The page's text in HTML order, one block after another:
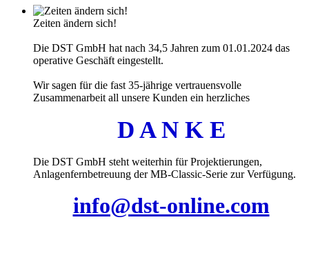
Zeiten ändern sich!
Die DST GmbH hat nach 34,5 Jahren zum 01.01.2024 das
operative Geschäft eingestellt.
Wir sagen für die fast 35-jährige vertrauensvolle
Zusammenarbeit all unsere Kunden ein herzliches
D A N K E
Die DST GmbH steht weiterhin für Projektierungen,
Anlagenfernbetreuung der MB-Classic-Serie zur Verfügung.
info@dst-online.com